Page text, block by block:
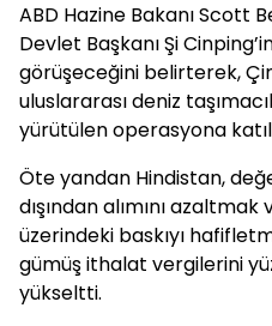
ABD Hazine Bakanı Scott
Devlet Başkanı Şi
görüşeceğini belirterek,
uluslararası deniz
yürütülen operasyona
Öte yandan Hindistan,
dışından alımını
üzerindeki baskıyı
gümüş ithalat vergilerini
yükseltti.